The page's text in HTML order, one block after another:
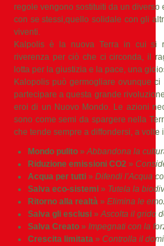
regole vengono sostituiti da un
con se stessi,quello solidale con gli
viventi.
Kalpolis è la nuova Terra in cui si
riverenza per ciò che ci circonda, il
lotta per la giustizia e la pace, una
Kalopolis può germogliare ovunque
partecipare a questa grande
eroi di un Nuovo Mondo. Le azioni
sono come semi da spargere nella
che tende sempre a diffondersi, a volte
Mondo pulito »Abbandona la
Riduzione emissioni CO2 »
Acqua per tutti » Difendi l’Acqua
Salva eco-sistemi » Tutela la
Ritorno alla realtà » Elimina le
Salva gli esclusi »Ascolta il grido
Salva Creato » Impegnati con la
Crescita limitata » Controlla il